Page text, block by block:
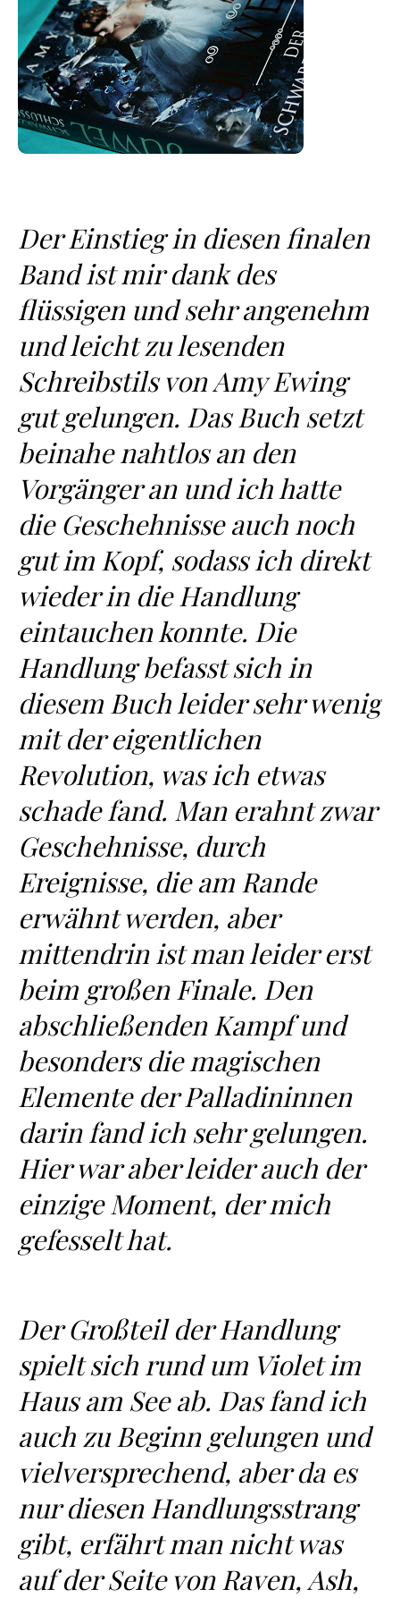
Der Einstieg in diesen finalen
Band ist mir dank des
flüssigen und sehr angenehm
und leicht zu lesenden
Schreibstils von Amy Ewing
gut gelungen. Das Buch setzt
beinahe nahtlos an den
Vorgänger an und ich hatte
die Geschehnisse auch noch
gut im Kopf, sodass ich direkt
wieder in die Handlung
eintauchen konnte. Die
Handlung befasst sich in
diesem Buch leider sehr wenig
mit der eigentlichen
Revolution, was ich etwas
schade fand. Man erahnt zwar
Geschehnisse, durch
Ereignisse, die am Rande
erwähnt werden, aber
mittendrin ist man leider erst
beim großen Finale. Den
abschließenden Kampf und
besonders die magischen
Elemente der Palladininnen
darin fand ich sehr gelungen.
Hier war aber leider auch der
einzige Moment, der mich
gefesselt hat.
Der Großteil der Handlung
spielt sich rund um Violet im
Haus am See ab. Das fand ich
auch zu Beginn gelungen und
vielversprechend, aber da es
nur diesen Handlungsstrang
gibt, erfährt man nicht was
auf der Seite von Raven, Ash,